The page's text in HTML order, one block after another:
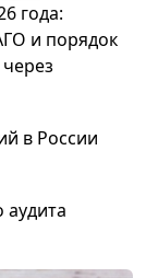
года:
и порядок
в России